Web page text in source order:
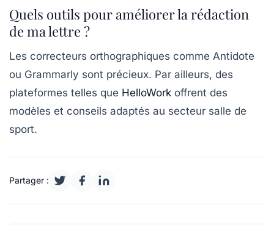
Quels outils pour améliorer la rédaction
de ma lettre ?
Les correcteurs orthographiques comme Antidote
ou Grammarly sont précieux. Par ailleurs, des
plateformes telles que HelloWork offrent des
modèles et conseils adaptés au secteur salle de
sport.
Partager :